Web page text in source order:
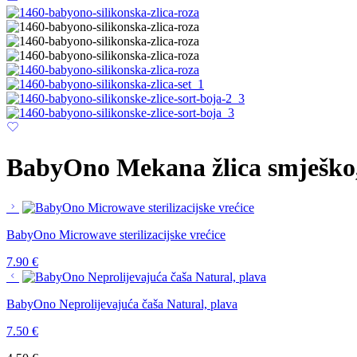
BabyOno Mekana žlica
BabyOno Microwave sterilizacijske vrećice
7.90 €
BabyOno Neprolijevajuća čaša Natural, plava
7.50 €